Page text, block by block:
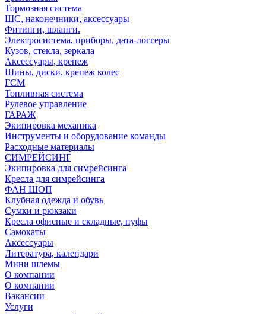
Тормозная система
ШС, наконечники, аксессуары
Фитинги, шланги.
Электросистема, приборы, дата-логгеры
Кузов, стекла, зеркала
Аксессуары, крепеж
Шины, диски, крепеж колес
ГСМ
Топливная система
Рулевое управление
ГАРАЖ
Экипировка механика
Инструменты и оборудование команды
Расходные материалы
СИМРЕЙСИНГ
Экипировка для симрейсинга
Кресла для симрейсинга
ФАН ШОП
Клубная одежда и обувь
Сумки и рюкзаки
Кресла офисные и складные, пуфы
Самокаты
Аксессуары
Литература, календари
Мини шлемы
О компании
О компании
Вакансии
Услуги